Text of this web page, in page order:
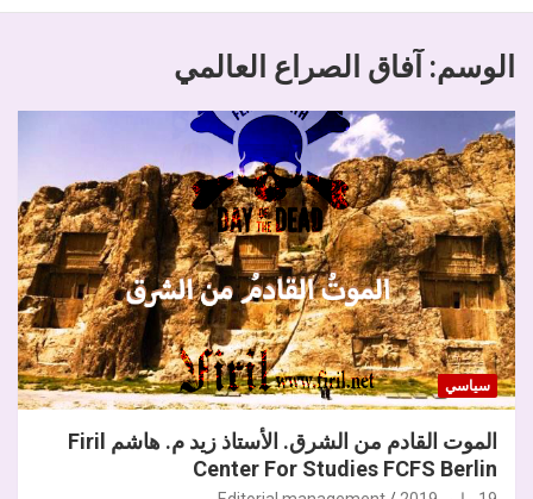
الوسم: آفاق الصراع العالمي
سياسي
الموت القادم من الشرق. الأستاذ زيد م. هاشم Firil
Center For Studies FCFS Berlin